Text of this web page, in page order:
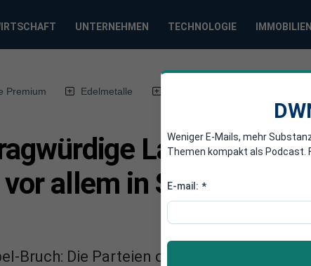
UNTERNEHMEN TECHNOLOGIE IMMOBILIEN
Premium Edelmetalle
Last-Minute-
allem in SPD
Bruch: Die Parteien der Ampel-Regierung
Weniger E-Mails, mehr
Themen kompakt als Podcast.
E-mail: *